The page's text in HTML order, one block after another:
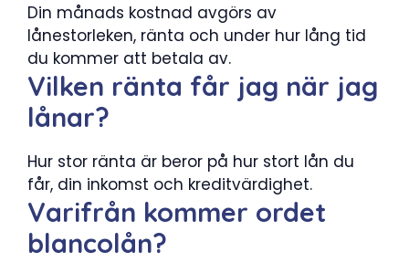
Din månads kostnad avgörs av
lånestorleken, ränta och under hur lång tid
du kommer att betala av.
Vilken ränta får jag när jag
lånar?
Hur stor ränta är beror på hur stort lån du
får, din inkomst och kreditvärdighet.
Varifrån kommer ordet
blancolån?